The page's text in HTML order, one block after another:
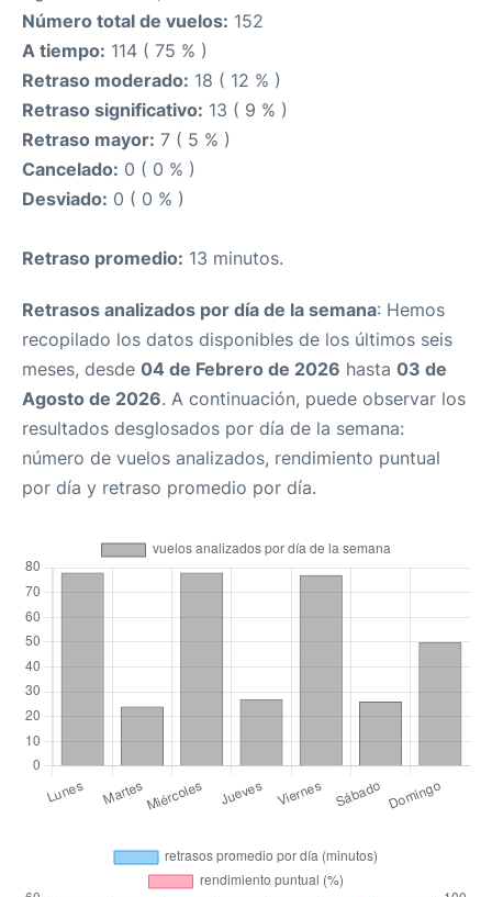
Número total de vuelos: 152
A tiempo: 114 ( 75 % )
Retraso moderado: 18 ( 12 % )
Retraso significativo: 13 ( 9 % )
Retraso mayor: 7 ( 5 % )
Cancelado: 0 ( 0 % )
Desviado: 0 ( 0 % )
Retraso promedio: 13 minutos.
Retrasos analizados por día de la semana: Hemos
recopilado los datos disponibles de los últimos seis
meses, desde 04 de Febrero de 2026 hasta 03 de
Agosto de 2026. A continuación, puede observar los
resultados desglosados por día de la semana:
número de vuelos analizados, rendimiento puntual
por día y retraso promedio por día.